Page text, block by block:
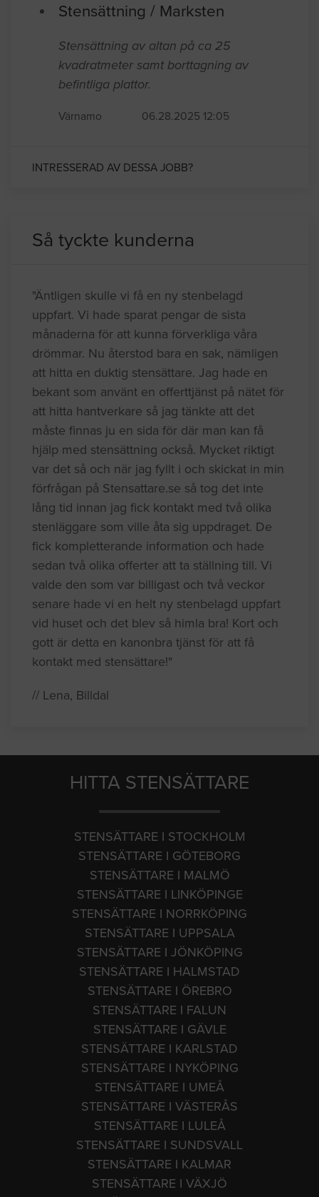
Stensättning / Marksten
Stensättning av altan på ca 25
kvadratmeter samt borttagning av
befintliga plattor.
Värnamo 06.28.2025 12:05
INTRESSERAD AV DESSA JOBB?
Så tyckte kunderna
"Äntligen skulle vi få en ny stenbelagd
uppfart. Vi hade sparat pengar de sista
månaderna för att kunna förverkliga våra
drömmar. Nu återstod bara en sak, nämligen
att hitta en duktig stensättare. Jag hade en
bekant som använt en offerttjänst på nätet för
att hitta hantverkare så jag tänkte att det
måste finnas ju en sida för där man kan få
hjälp med stensättning också. Mycket riktigt
var det så och när jag fyllt i och skickat in min
förfrågan på Stensattare.se så tog det inte
lång tid innan jag fick kontakt med två olika
stenläggare som ville åta sig uppdraget. De
fick kompletterande information och hade
sedan två olika offerter att ta ställning till. Vi
valde den som var billigast och två veckor
senare hade vi en helt ny stenbelagd uppfart
vid huset och det blev så himla bra! Kort och
gott är detta en kanonbra tjänst för att få
kontakt med stensättare!"
// Lena, Billdal
HITTA STENSÄTTARE
STENSÄTTARE I STOCKHOLM
STENSÄTTARE I GÖTEBORG
STENSÄTTARE I MALMÖ
STENSÄTTARE I LINKÖPINGE
STENSÄTTARE I NORRKÖPING
STENSÄTTARE I UPPSALA
STENSÄTTARE I JÖNKÖPING
STENSÄTTARE I HALMSTAD
STENSÄTTARE I ÖREBRO
STENSÄTTARE I FALUN
STENSÄTTARE I GÄVLE
STENSÄTTARE I KARLSTAD
STENSÄTTARE I NYKÖPING
STENSÄTTARE I UMEÅ
STENSÄTTARE I VÄSTERÅS
STENSÄTTARE I LULEÅ
STENSÄTTARE I SUNDSVALL
STENSÄTTARE I KALMAR
STENSÄTTARE I VÄXJÖ